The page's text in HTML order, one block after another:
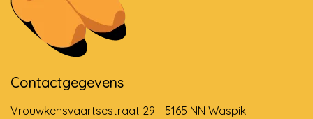
Contactgegevens
Vrouwkensvaartsestraat 29 - 5165 NN Waspik